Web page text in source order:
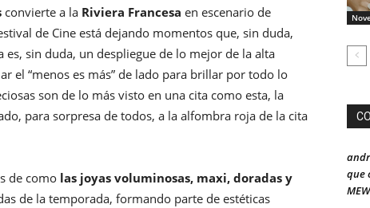
convierte a la Riviera Francesa en escenario de
de Cine está dejando momentos que, sin duda,
sin duda, un despliegue de lo mejor de la alta
el “menos es más” de lado para brillar por todo lo
son de lo más visto en una cita como esta, la
para sorpresa de todos, a la alfombra roja de la cita
de como las joyas voluminosas, maxi, doradas y
de la temporada, formando parte de estéticas
que